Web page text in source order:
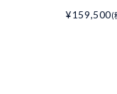
¥159,500(